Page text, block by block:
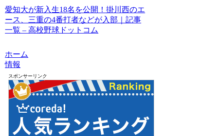
愛知大が新入生18名を公開！掛川西のエ
ース、三重の4番打者などが入部｜記事
一覧 – 高校野球ドットコム
ホーム
情報
スポンサーリンク